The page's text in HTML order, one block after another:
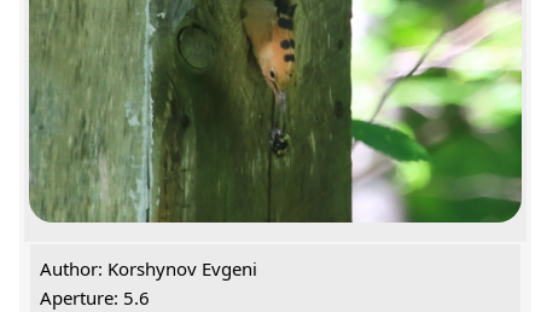
Author: Korshynov Evgeni
Aperture: 5.6